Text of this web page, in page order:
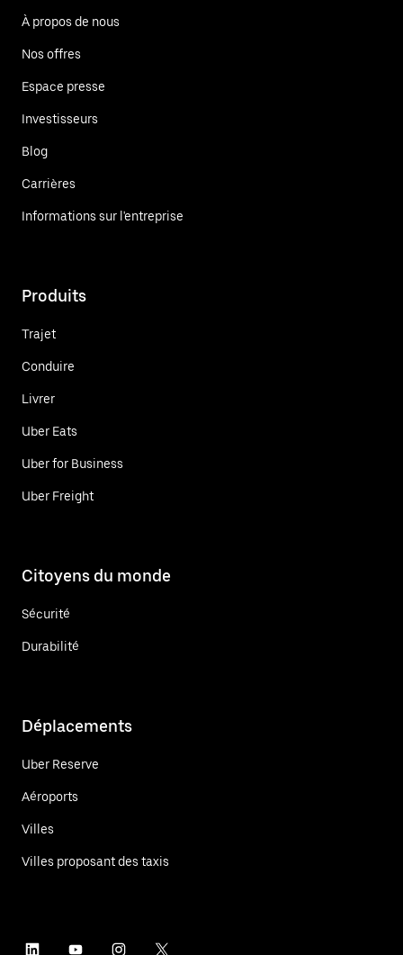
À propos de nous
Nos offres
Espace presse
Investisseurs
Blog
Carrières
Informations sur l'entreprise
Produits
Trajet
Conduire
Livrer
Uber Eats
Uber for Business
Uber Freight
Citoyens du monde
Sécurité
Durabilité
Déplacements
Uber Reserve
Aéroports
Villes
Villes proposant des taxis